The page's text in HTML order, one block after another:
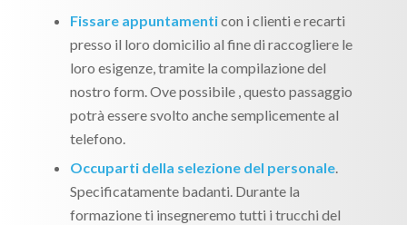
Fissare appuntamenticon i clienti e recarti
presso il loro domicilio al fine di raccogliere le
loro esigenze, tramite la compilazione del
nostro form. Ove possibile , questo passaggio
potrà essere svolto anche semplicemente al
telefono.
Occuparti della selezione del personale.
Specificatamente badanti. Durante la
formazione ti insegneremo tutti i trucchi del